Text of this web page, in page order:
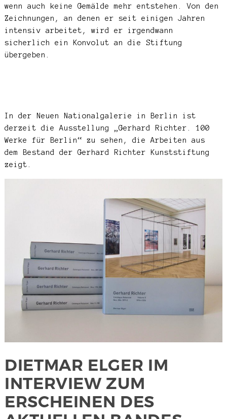
wenn auch keine Gemälde mehr entstehen. Von den
Zeichnungen, an denen er seit einigen Jahren
intensiv arbeitet, wird er irgendwann
sicherlich ein Konvolut an die Stiftung
übergeben.
In der Neuen Nationalgalerie in Berlin ist
derzeit die Ausstellung „Gerhard Richter. 100
Werke für Berlin“ zu sehen, die Arbeiten aus
dem Bestand der Gerhard Richter Kunststiftung
zeigt.
DIETMAR ELGER IM
INTERVIEW ZUM
ERSCHEINEN DES